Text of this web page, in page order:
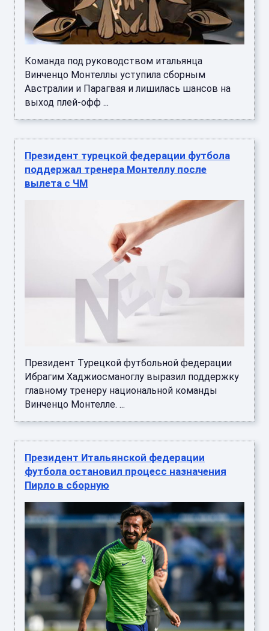
Команда под руководством итальянца
Винченцо Монтеллы уступила сборным
Австралии и Парагвая и лишилась шансов на
выход плей-офф ...
Президент турецкой федерации футбола
поддержал тренера Монтеллу после
вылета с ЧМ
Президент Турецкой футбольной федерации
Ибрагим Хаджиосманоглу выразил поддержку
главному тренеру национальной команды
Винченцо Монтелле. ...
Президент Итальянской федерации
футбола остановил процесс назначения
Пирло в сборную